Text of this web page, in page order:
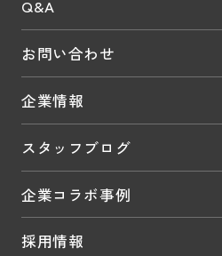
Q&A
お問い合わせ
企業情報
スタッフブログ
企業コラボ事例
採用情報